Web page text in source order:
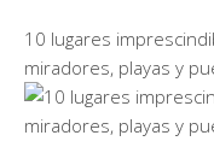
10 lugares
miradores, playas y